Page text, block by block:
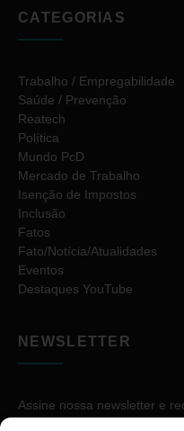
CATEGORIAS
Trabalho / Empregabilidade
Saúde / Prevenção
Reatech
Política
Mundo PcD
Mercado de Trabalho
Isenção de Impostos
Inclusão
Fatos
Fato/Notícia/Atualidades
Eventos
Destaques YouTube
NEWSLETTER
Assine nossa newsletter e